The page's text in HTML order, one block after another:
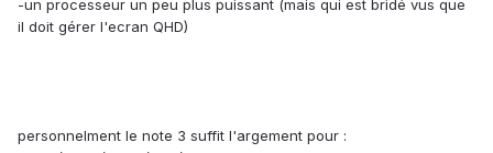
-un processeur un peu plus puissant (mais qui est bridé vus que
il doit gérer l'ecran QHD)
personnelment le note 3 suffit l'argement pour :